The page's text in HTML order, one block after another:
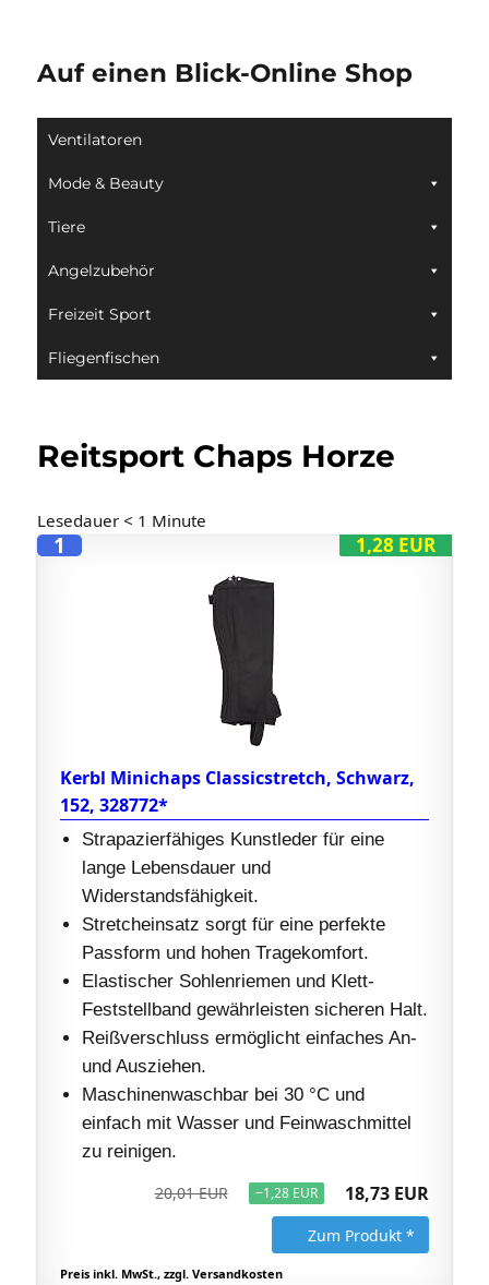
Auf einen Blick-Online Shop
Ventilatoren
Mode & Beauty
Tiere
Angelzubehör
Freizeit Sport
Fliegenfischen
Reitsport Chaps Horze
Lesedauer < 1 Minute
1,28 EUR
1
Kerbl Minichaps Classicstretch, Schwarz,
152, 328772*
Strapazierfähiges Kunstleder für eine
lange Lebensdauer und
Widerstandsfähigkeit.
Stretcheinsatz sorgt für eine perfekte
Passform und hohen Tragekomfort.
Elastischer Sohlenriemen und Klett-
Feststellband gewährleisten sicheren Halt.
Reißverschluss ermöglicht einfaches An-
und Ausziehen.
Maschinenwaschbar bei 30 °C und
einfach mit Wasser und Feinwaschmittel
zu reinigen.
20,01 EUR −1,28 EUR 18,73 EUR
Zum Produkt *
Preis inkl. MwSt., zzgl. Versandkosten